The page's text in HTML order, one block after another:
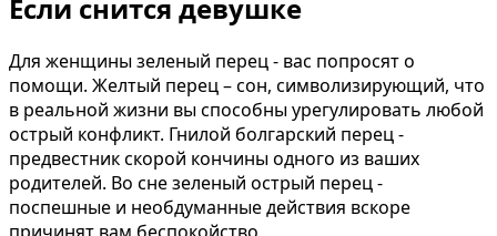
Если снится девушке
Для женщины зеленый перец - вас попросят о
помощи. Желтый перец – сон, символизирующий, что
в реальной жизни вы способны урегулировать любой
острый конфликт. Гнилой болгарский перец -
предвестник скорой кончины одного из ваших
родителей. Во сне зеленый острый перец -
поспешные и необдуманные действия вскоре
причинят вам беспокойство